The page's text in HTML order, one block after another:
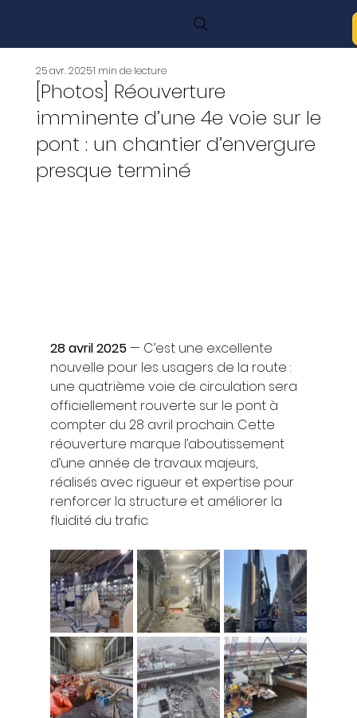
[Photos] Réouverture
imminente d’une 4e voie sur le
pont : un chantier d’envergure
presque terminé
25 avr. 20251 min de lecture
28 avril 2025 — C’est une excellente
nouvelle pour les usagers de la route :
une quatrième voie de circulation sera
officiellement rouverte sur le pont à
compter du 28 avril prochain. Cette
réouverture marque l’aboutissement
d’une année de travaux majeurs,
réalisés avec rigueur et expertise pour
renforcer la structure et améliorer la
fluidité du trafic.